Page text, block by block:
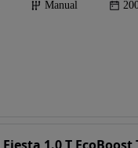
Manual